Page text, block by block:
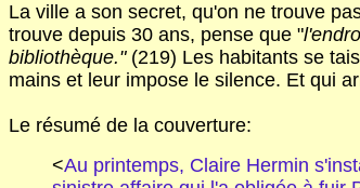
La ville a son secret, qu'on ne trouve
trouve depuis 30 ans, pense que "
bibliothèque."(219) Les habitants se
mains et leur impose le silence. Et qui
Le résumé de la couverture:
<Au printemps, Claire Hermin